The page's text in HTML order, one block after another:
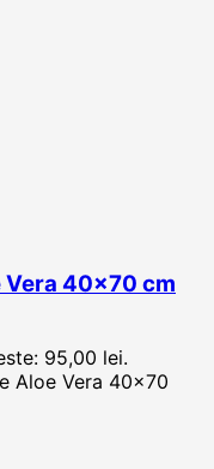
Vera 40×70 cm
95,00 lei.
Aloe Vera 40x70